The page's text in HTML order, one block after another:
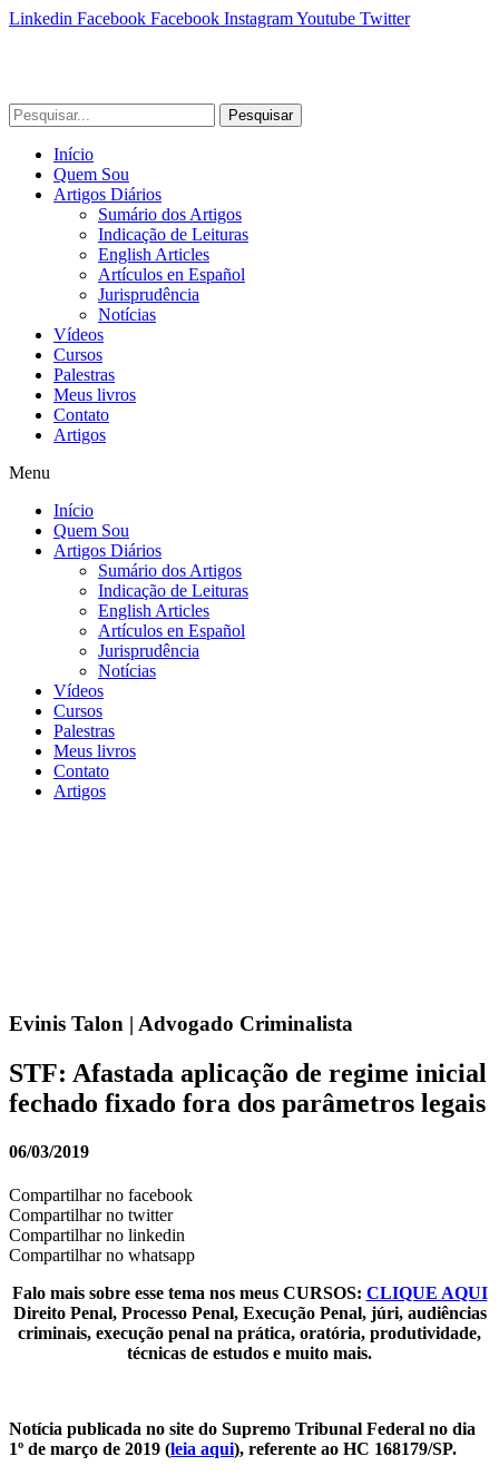
Linkedin Facebook Facebook InstagramYoutube Twitter
Pesquisar
Início
Quem Sou
Artigos Diários
Sumário dos Artigos
Indicação de Leituras
English Articles
Artículos en Español
Jurisprudência
Notícias
Vídeos
Cursos
Palestras
Meus livros
Contato
Artigos
Menu
Início
Quem Sou
Artigos Diários
Sumário dos Artigos
Indicação de Leituras
English Articles
Artículos en Español
Jurisprudência
Notícias
Vídeos
Cursos
Palestras
Meus livros
Contato
Artigos
Evinis Talon | Advogado Criminalista
STF: Afastada aplicação de regime inicial
fechado fixado fora dos parâmetros legais
06/03/2019
Compartilhar no facebook
Compartilhar no twitter
Compartilhar no linkedin
Compartilhar no whatsapp
Falo mais sobre esse tema nos meus CURSOS: CLIQUE AQUI
Direito Penal, Processo Penal, Execução Penal, júri, audiências
criminais, execução penal na prática, oratória, produtividade,
técnicas de estudos e muito mais.
Notícia publicada no site do Supremo Tribunal Federal no dia
1º de março de 2019 (leia aqui), referente ao HC 168179/SP.